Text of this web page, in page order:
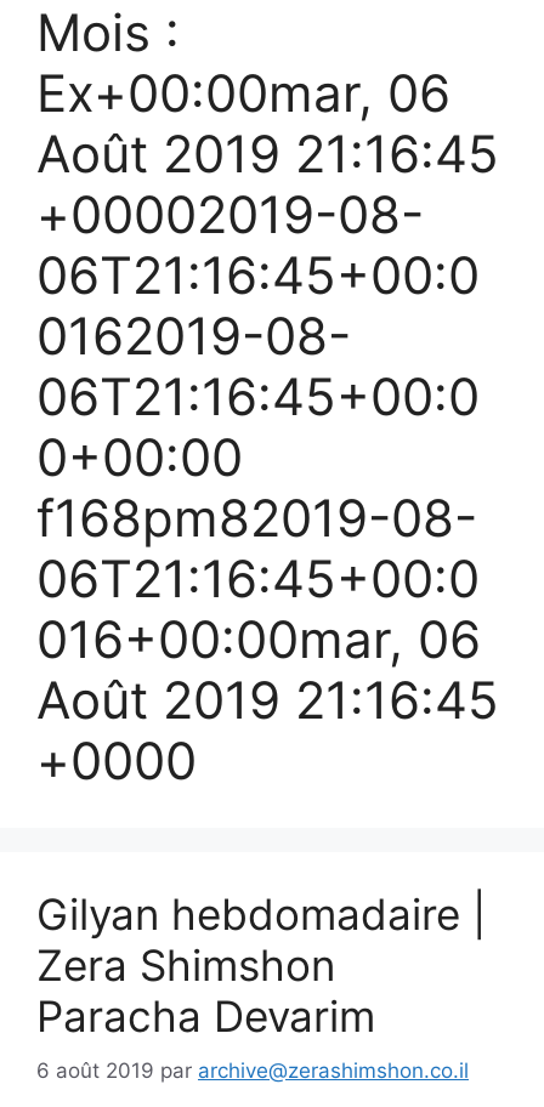
Mois :
Ex+00:00mar, 06
Août 2019 21:16:45
+00002019-08-
06T21:16:45+00:0
0162019-08-
06T21:16:45+00:0
0+00:00
f168pm82019-08-
06T21:16:45+00:0
016+00:00mar, 06
Août 2019 21:16:45
+0000
Gilyan hebdomadaire |
Zera Shimshon
Paracha Devarim
6 août 2019 par archive@zerashimshon.co.il